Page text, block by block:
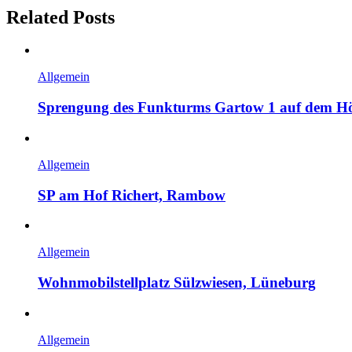
Related Posts
Allgemein
Sprengung des Funkturms Gartow 1 auf dem
Allgemein
SP am Hof Richert, Rambow
Allgemein
Wohnmobilstellplatz Sülzwiesen, Lüneburg
Allgemein